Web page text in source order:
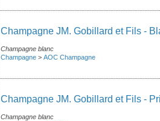
Champagne JM. Gobillard et Fils -
Champagne blanc
Champagne > AOC Champagne
Champagne JM. Gobillard et Fils -
Champagne blanc